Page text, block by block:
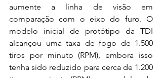
aumente a linha de visão em
comparação com o eixo do furo. O
modelo inicial de protótipo da TDI
alcançou uma taxa de fogo de 1.500
tiros por minuto (RPM), embora isso
tenha sido reduzido para cerca de 1.200